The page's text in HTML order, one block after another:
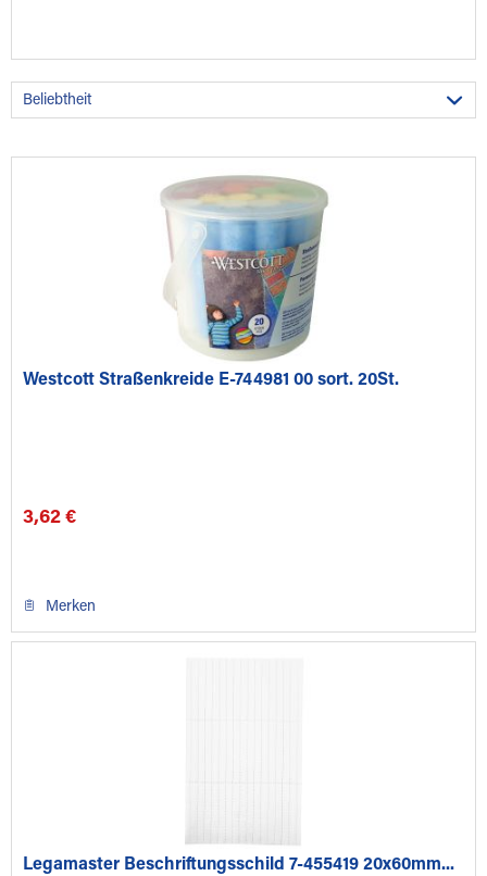
Westcott Straßenkreide E-744981 00 sort. 20St.
3,62 €
Merken
Legamaster Beschriftungsschild 7-455419 20x60mm...